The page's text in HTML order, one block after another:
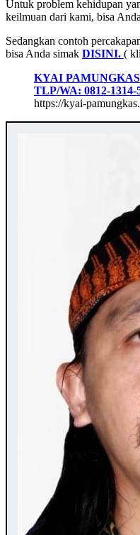
Untuk problem kehidupan
keilmuan dari kami, bisa
Sedangkan contoh
bisa Anda simak DISINI. (
KYAI PAMUNGKAS
TLP/WA: 0812-1314-
https://kyai-